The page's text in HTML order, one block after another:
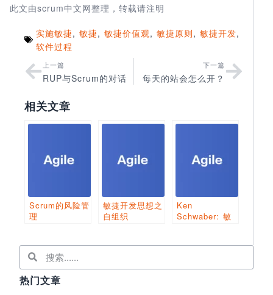
此文由scrum中文网整理，转载请注明
实施敏捷, 敏捷, 敏捷价值观, 敏捷原则, 敏捷开发,
软件过程
上一篇
RUP与Scrum的对话
下一篇
每天的站会怎么开？
相关文章
Scrum的风险管
理
敏捷开发思想之
自组织
Ken
Schwaber: 敏
热门文章